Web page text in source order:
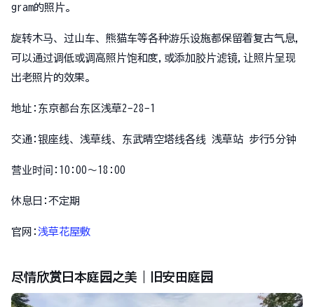
gram的照片。
旋转木马、过山车、熊猫车等各种游乐设施都保留着复古气息,
可以通过调低或调高照片饱和度,或添加胶片滤镜,让照片呈现
出老照片的效果。
地址:东京都台东区浅草2-28-1
交通:银座线、浅草线、东武晴空塔线各线 浅草站 步行5分钟
营业时间:10:00～18:00
休息日:不定期
官网: 浅草花屋敷
尽情欣赏日本庭园之美｜旧安田庭园